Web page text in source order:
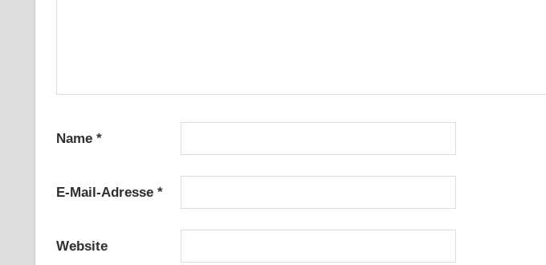
Name *
E-Mail-Adresse *
Website